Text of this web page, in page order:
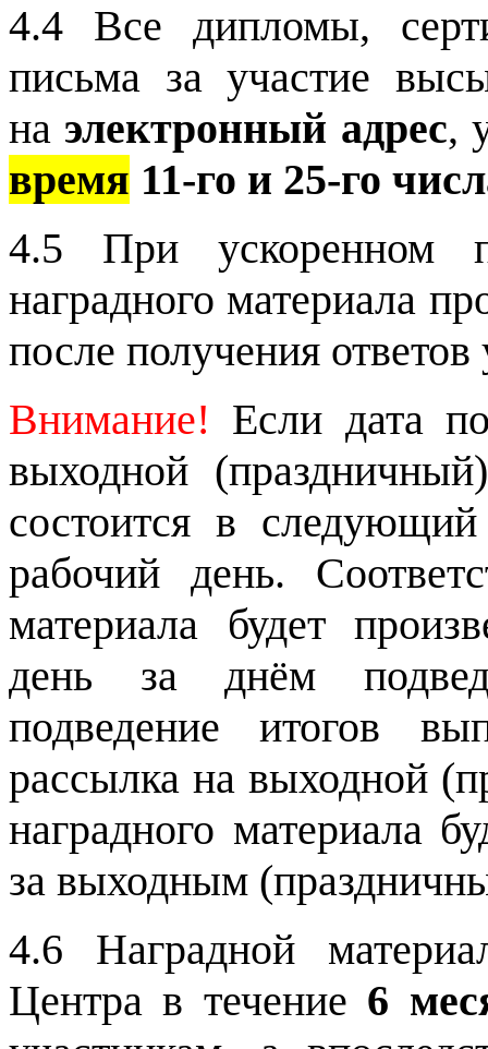
4.4 Все дипломы,
письма за участие
на электронный адрес,
время 11-го и 25-го
4.5 При ускоренном
наградного материала
после получения
Внимание! Если дата
выходной
состоится в
рабочий день.
материала будет
день за днём
подведение итогов
рассылка на выходной
наградного материала
за выходным
4.6 Наградной
Центра в течение 6